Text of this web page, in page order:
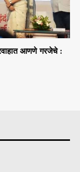
आणणे गरजेचे :